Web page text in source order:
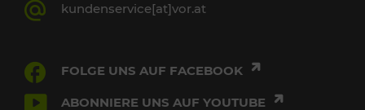
kundenservice[at]vor.at
FOLGE UNS AUF FACEBOOK
ABONNIERE UNS AUF YOUTUBE